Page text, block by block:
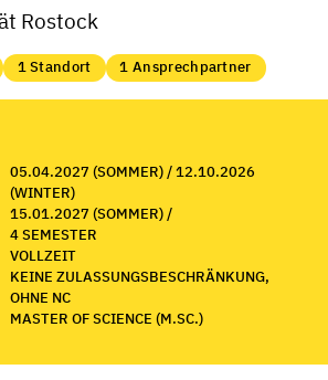
Rostock
1 Standort 1 Ansprechpartner
05.04.2027 (SOMMER) / 12.10.2026
(WINTER)
15.01.2027 (SOMMER) /
4 SEMESTER
VOLLZEIT
KEINE ZULASSUNGSBESCHRÄNKUNG,
OHNE NC
MASTER OF SCIENCE (M.SC.)